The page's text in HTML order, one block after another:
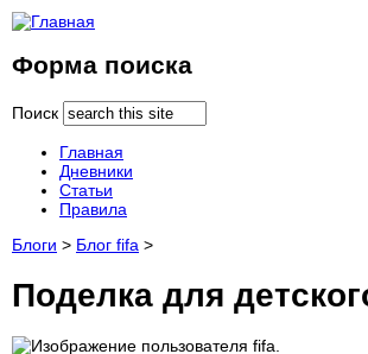
Форма поиска
Поиск
Главная
Дневники
Статьи
Правила
Блоги > Блог fifa >
Поделка для